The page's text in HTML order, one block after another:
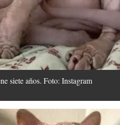
siete años. Foto: Instagram